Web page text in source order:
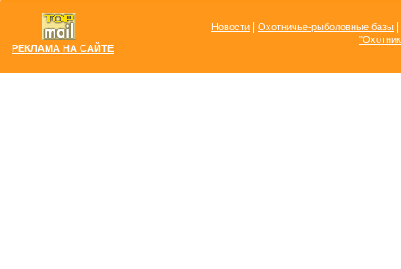
РЕКЛАМА НА САЙТЕ
Новости Охотничье-рыболовные базы